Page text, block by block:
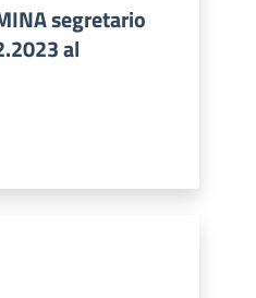
segretario
al